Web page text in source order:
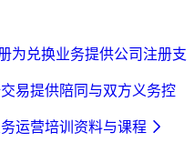
为兑换业务提供公司注册支
易提供陪同与双方义务控
运营培训资料与课程